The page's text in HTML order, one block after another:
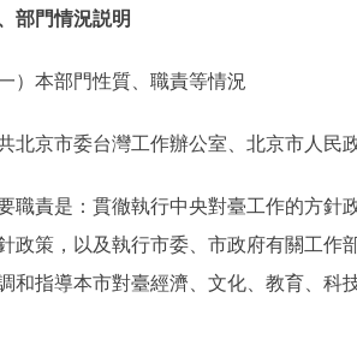
部門情況説明
本部門性質、職責等情況
京市委台灣工作辦公室、北京市人民政
責是：貫徹執行中央對臺工作的方針政
政策，以及執行市委、市政府有關工作
和指導本市對臺經濟、文化、教育、科